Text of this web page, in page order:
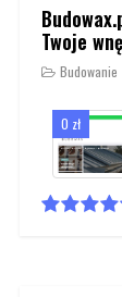
Twoje
Budowanie
0 zł